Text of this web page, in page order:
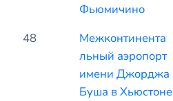
Фьюмичино
48
Межконтинента
льный аэропорт
имени Джорджа
Буша в Хьюстоне